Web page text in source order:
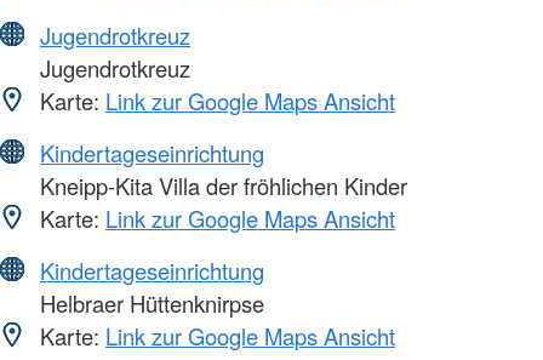
Jugendrotkreuz
Jugendrotkreuz
Karte: Link zur Google Maps Ansicht
Kindertageseinrichtung
Kneipp-Kita Villa der fröhlichen Kinder
Karte: Link zur Google Maps Ansicht
Kindertageseinrichtung
Helbraer Hüttenknirpse
Karte: Link zur Google Maps Ansicht